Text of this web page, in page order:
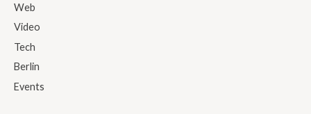
Web
Video
Tech
Berlin
Events